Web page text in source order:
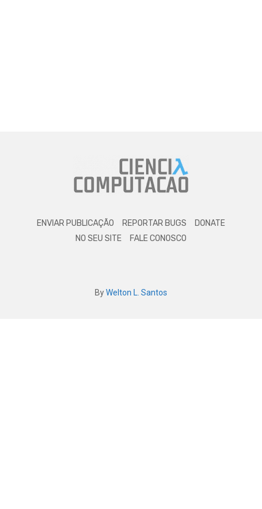
ENVIAR PUBLICAÇÃO REPORTAR BUGS
DONATE
NO SEU SITE
FALE CONOSCO
ByWelton L. Santos